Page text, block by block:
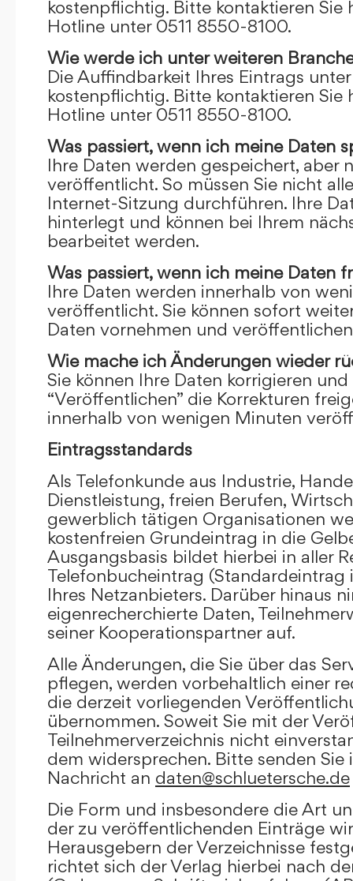
kostenpflichtig. Bitte kontaktieren Sie
Hotline unter 0511 8550-8100.
Wie werde ich unter weiteren
Die Auffindbarkeit Ihres Eintrags
kostenpflichtig. Bitte kontaktieren Sie
Hotline unter 0511 8550-8100.
Was passiert, wenn ich meine Daten
Ihre Daten werden gespeichert, aber
veröffentlicht. So müssen Sie nicht
Internet-Sitzung durchführen. Ihre
hinterlegt und können bei Ihrem
bearbeitet werden.
Was passiert, wenn ich meine Daten
Ihre Daten werden innerhalb von
veröffentlicht. Sie können sofort
Daten vornehmen und
Wie mache ich Änderungen wieder
Sie können Ihre Daten korrigieren
“Veröffentlichen” die Korrekturen
innerhalb von wenigen Minuten
Eintragsstandards
Als Telefonkunde aus Industrie,
Dienstleistung, freien Berufen,
gewerblich tätigen Organisationen
kostenfreien Grundeintrag in die
Ausgangsbasis bildet hierbei in aller
Telefonbucheintrag (Standardeintrag
Ihres Netzanbieters. Darüber hinaus
eigenrecherchierte Daten,
seiner Kooperationspartner auf.
Alle Änderungen, die Sie über das
pflegen, werden vorbehaltlich einer
die derzeit vorliegenden
übernommen. Soweit Sie mit der
Teilnehmerverzeichnis nicht
dem widersprechen. Bitte senden Sie
Nachricht an daten@schluetersche.de
Die Form und insbesondere die Art
der zu veröffentlichenden Einträge
Herausgebern der Verzeichnisse
richtet sich der Verlag hierbei nach